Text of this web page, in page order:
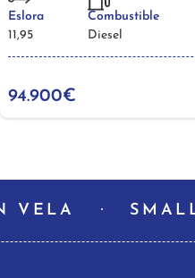
Eslora
11,95
Combustible
Diesel
94.900€
VELA